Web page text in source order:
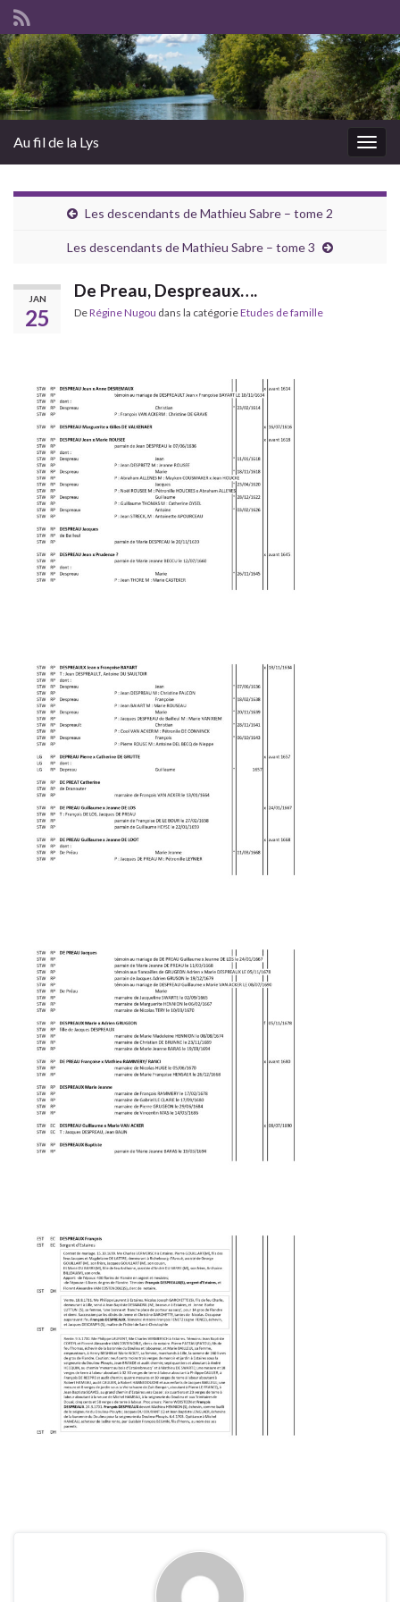
Au fil de la Lys
Les descendants de Mathieu Sabre – tome 2
Les descendants de Mathieu Sabre – tome 3
JAN
25
De Preau, Despreaux….
DeRégine Nugou dans la catégorieEtudes de famille